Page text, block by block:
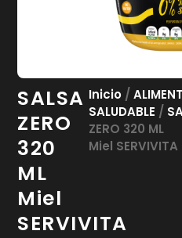
SALSA
ZERO
320
ML
Miel
SERVIVITA
Inicio /
SALUDABLE /
ZERO 320 ML
Miel SERVIVITA